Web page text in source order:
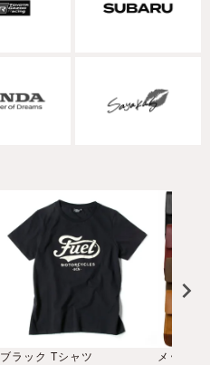
ブラック Tシャツ メッセン